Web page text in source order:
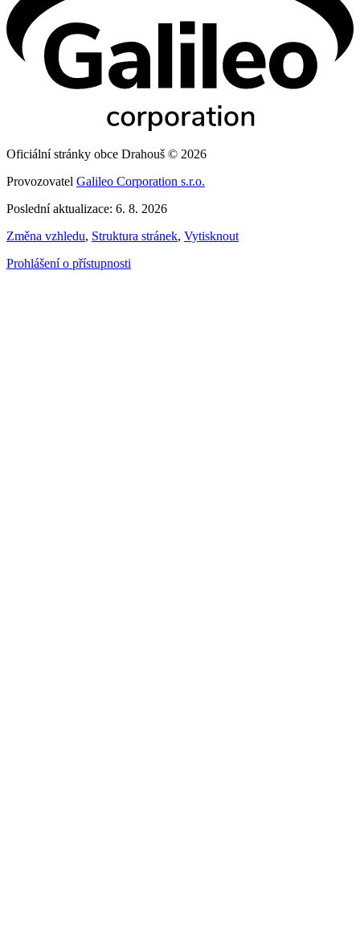
Oficiální stránky obce Drahouš © 2026
Provozovatel Galileo Corporation s.r.o.
Poslední aktualizace: 6. 8. 2026
Změna vzhledu, Struktura stránek, Vytisknout
Prohlášení o přístupnosti